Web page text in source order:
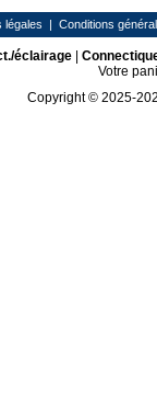
légales | Conditions
éclairage|
Votre
Copyright © 2025-